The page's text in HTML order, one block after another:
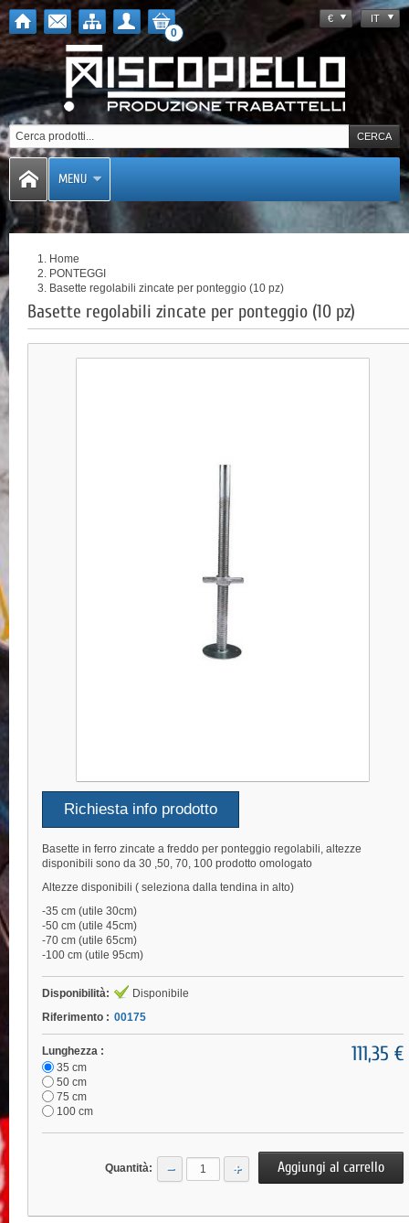
€ IT
0
MENU
Home
PONTEGGI
Basette regolabili zincate per ponteggio (10 pz)
Basette regolabili zincate per ponteggio (10 pz)
Richiesta info prodotto
Basette in ferro zincate a freddo per ponteggio regolabili, altezze
disponibili sono da 30 ,50, 70, 100 prodotto omologato
Altezze disponibili ( seleziona dalla tendina in alto)
-35 cm (utile 30cm)
-50 cm (utile 45cm)
-70 cm (utile 65cm)
-100 cm (utile 95cm)
Disponibilità:
Disponibile
Riferimento : 00175
Lunghezza :
35 cm
50 cm
75 cm
100 cm
111,35 €
Quantità: − +